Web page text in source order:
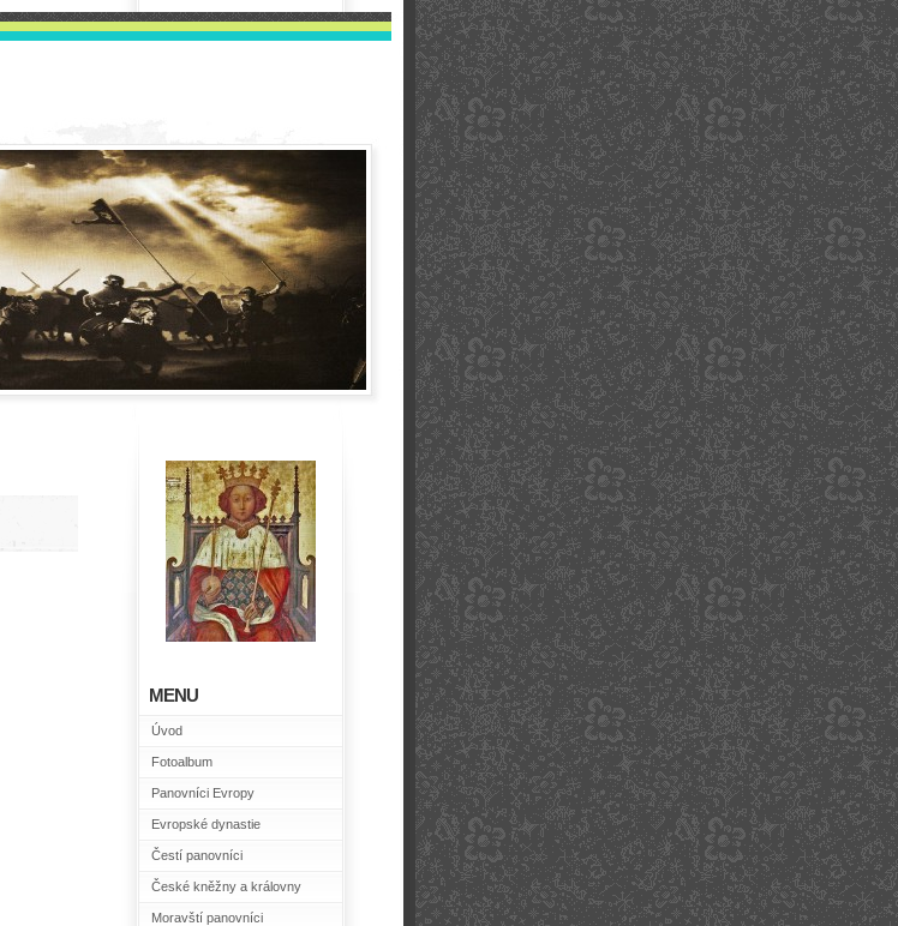
MENU
Úvod
Fotoalbum
Panovníci Evropy
Evropské dynastie
Čestí panovníci
České kněžny a královny
Moravští panovníci